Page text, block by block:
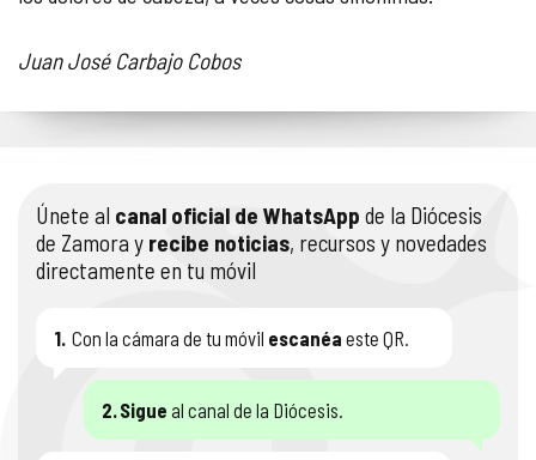
Juan José Carbajo Cobos
Únete al canal oficial de WhatsApp de la Diócesis
de Zamora y recibe noticias, recursos y novedades
directamente en tu móvil
1. Con la cámara de tu móvil escanéa este QR.
2.Sigue al canal de la Diócesis.